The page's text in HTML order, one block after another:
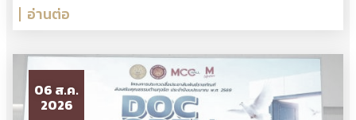
อ่านต่อ
06 ส.ค.
2026